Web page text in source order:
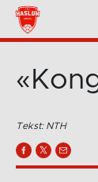
Tekst: NTH